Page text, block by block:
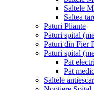
Saltele
Saltea
Paturi Pliante
Paturi spital
Paturi din Fier
Paturi spital
Pat
Pat
Saltele